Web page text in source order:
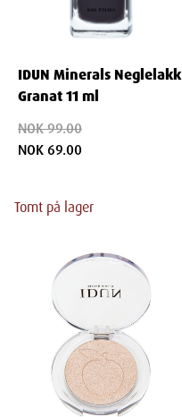
IDUN Minerals Neglelakk
Granat 11 ml
NOK 99.00
NOK 69.00
Tomt på lager